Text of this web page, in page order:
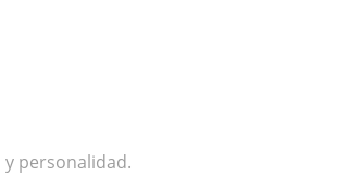
y personalidad.